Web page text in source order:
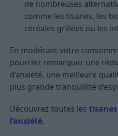
de nombreuses
comme les tisanes, les
céréales grillées ou les
En modérant votre
pourriez remarquer une
d’anxiété, une meilleure
plus grande tranquillité
Découvrez toutes les
l’anxiété.